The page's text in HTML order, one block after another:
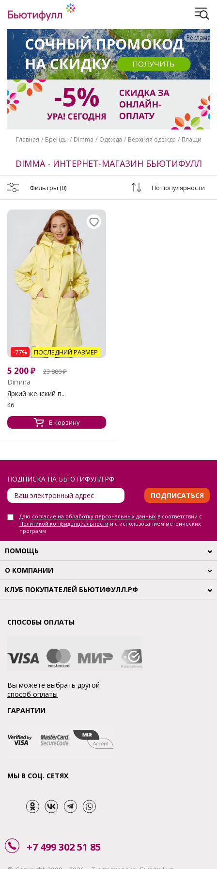
Реклама
Главная Бренды Dimma Одежда Верхняя одежда Плащи
DIMMA - ИНТЕРНЕТ-МАГАЗИН БЬЮТИФУЛЛ
Фильтры (0) По популярности
-77% ПОСЛЕДНИЙ РАЗМЕР
5 200₽ 23 800₽
Dimma
Яркий женский п...
46
В корзину
ПОДПИСКА НА БЬЮТИФУЛЛ.РФ
ПОДПИСАТЬСЯ
Даю согласие на обработку персональных данныхв соответствии с
Политикой конфиденциальности и с использованием метрических
программ
ПОМОЩЬ
О КОМПАНИИ
КЛУБ ПОКУПАТЕЛЕЙ БЬЮТИФУЛЛ.РФ
СПОСОБЫ ОПЛАТЫ
Вы можете выбрать другой
способ оплаты
ГАРАНТИИ
МЫ В СОЦ. СЕТЯХ
+7 499 302 51 85